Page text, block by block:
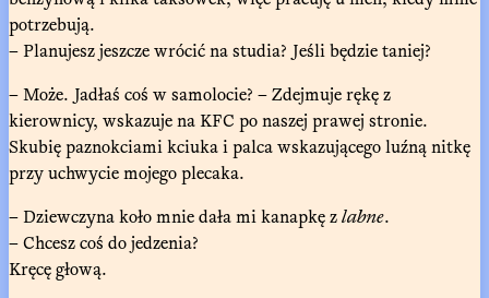
potrzebują.
– Planujesz jeszcze wrócić na studia? Jeśli będzie taniej?
– Może. Jadłaś coś w samolocie? – Zdejmuje rękę z
kierownicy, wskazuje na KFC po naszej prawej stronie.
Skubię paznokciami kciuka i palca wskazującego luźną nitkę
przy uchwycie mojego plecaka.
– Dziewczyna koło mnie dała mi kanapkę zlabne.
– Chcesz coś do jedzenia?
Kręcę głową.